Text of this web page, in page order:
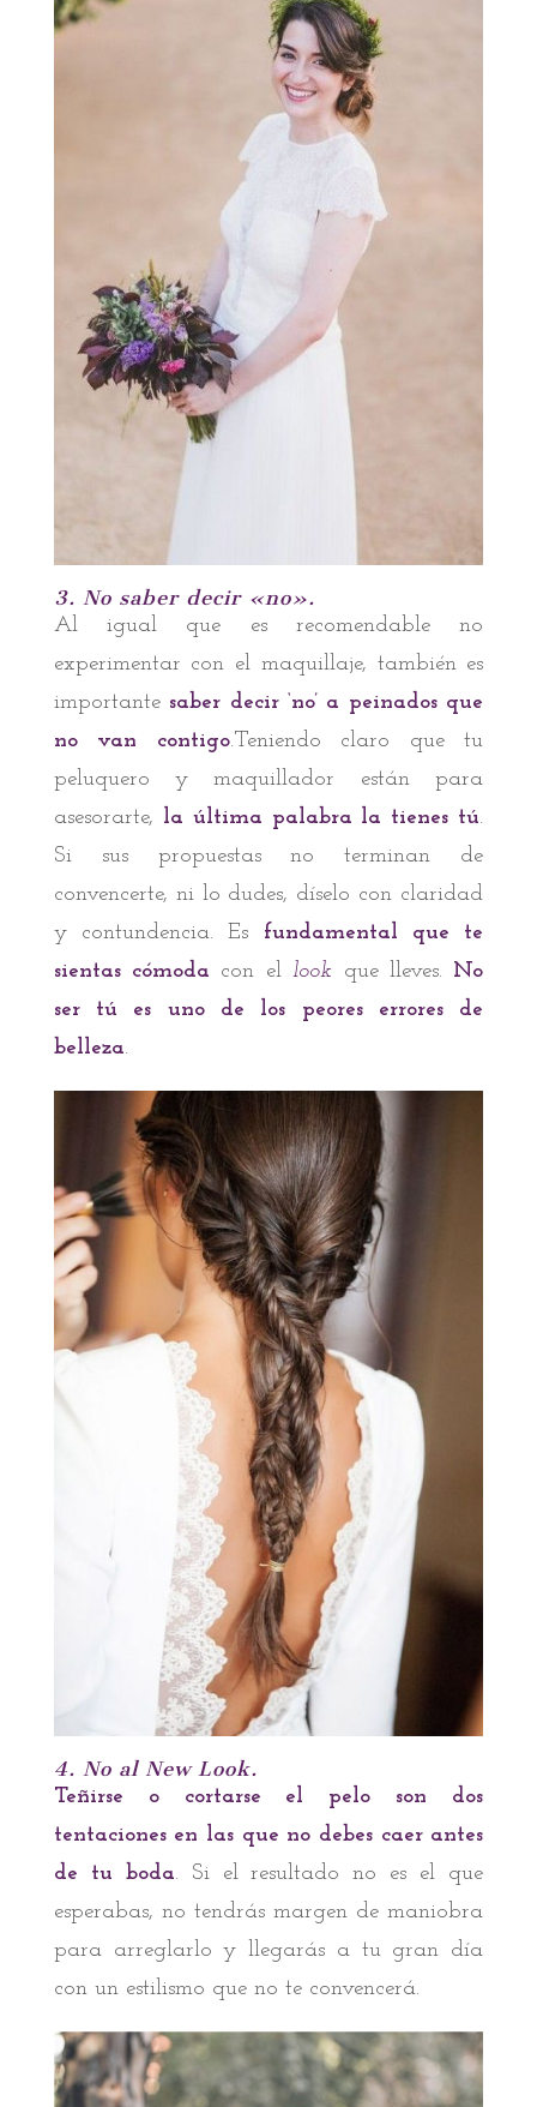
3. No saber decir «no».
Al igual que es recomendable no
experimentar con el maquillaje, también es
importante saber decir ‘no’ a peinados que
no van contigo.Teniendo claro que tu
peluquero y maquillador están para
asesorarte, la última palabra la tienes tú.
Si sus propuestas no terminan de
convencerte, ni lo dudes, díselo con claridad
y contundencia. Es fundamental que te
sientas cómoda con ellook que lleves. No
ser tú es uno de los peores errores de
belleza.
4. No al New Look.
Teñirse o cortarse el pelo son dos
tentaciones en las que no debes caer antes
de tu boda. Si el resultado no es el que
esperabas, no tendrás margen de maniobra
para arreglarlo y llegarás a tu gran día
con un estilismo que no te convencerá.